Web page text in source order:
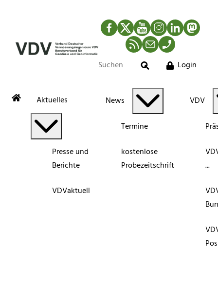
Facebook
TwitterYouTubeInstagram
LinkedIn
RSS-Newsfeed
MailTelefon
Suche
Login
Aktuelles
Presse und
Berichte
VDVaktuell
News
Termine
kostenlose
Probezeitschrift
VDV
...